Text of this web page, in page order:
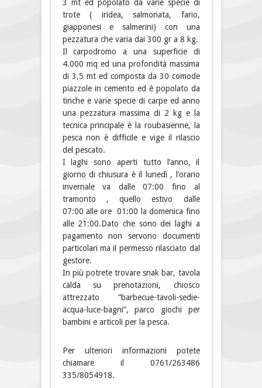
3 mt ed popolato da varie specie di
trote ( iridea, salmonata, fario,
giapponesi e salmerini) con una
pezzatura che varia dai 300 gr a 8 kg.
Il carpodromo a una superficie di
4.000 mq ed una profondità massima
di 3,5 mt ed composta da 30 comode
piazzole in cemento ed è popolato da
tinche e varie specie di carpe ed anno
una pezzatura massima di 2 kg e la
tecnica principale è la roubasienne, la
pesca non è difficile e vige il rilascio
del pescato.
I laghi sono aperti tutto l’anno, il
giorno di chiusura è il lunedì , l’orario
invernale va dalle 07:00 fino al
tramonto , quello estivo dalle
07:00 alle ore 01:00 la domenica fino
alle 21:00.Dato che sono dei laghi a
pagamento non servono documenti
particolari ma il permesso rilasciato dal
gestore.
In più potrete trovare snak bar, tavola
calda su prenotazioni, chiosco
attrezzato “barbecue-tavoli-sedie-
acqua-luce-bagni”, parco giochi per
bambini e articoli per la pesca.
Per ulteriori informazioni potete
chiamare il 0761/263486
335/8054918.